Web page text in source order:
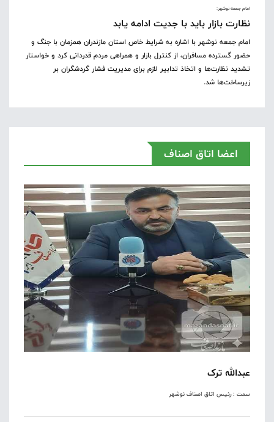
امام جمعه نوشهر:
نظارت بازار باید با جدیت ادامه یابد
امام جمعه نوشهر با اشاره به شرایط خاص استان مازندران همزمان با جنگ و
حضور گسترده مسافران، از کنترل بازار و همراهی مردم قدردانی کرد و خواستار
تشدید نظارت‌ها و اتخاذ تدابیر لازم برای مدیریت فشار گردشگران بر
زیرساخت‌ها شد.
اعضا اتاق اصناف
عبدالله ترک
سمت : رئیس اتاق اصناف نوشهر